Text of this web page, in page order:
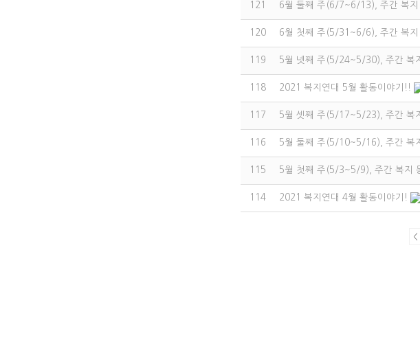
121 6월 둘째 주(6/7~6/13), 주간 복
120 6월 첫째 주(5/31~6/6), 주간 복
119 5월 넷째 주(5/24~5/30), 주간 복
118 2021 복지연대 5월 활동이야기!!
117 5월 셋째 주(5/17~5/23), 주간 복
116 5월 둘째 주(5/10~5/16), 주간 복
115 5월 첫째 주(5/3~5/9), 주간 복지
114 2021 복지연대 4월 활동이야기!
<